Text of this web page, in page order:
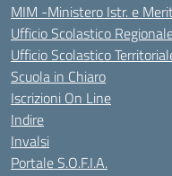
MIM -Ministero Istr. e
Ufficio Scolastico
Ufficio Scolastico
Scuola in Chiaro
Iscrizioni On Line
Indire
Invalsi
Portale S.O.F.I.A.